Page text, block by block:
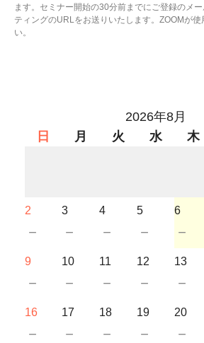
ます。セミナー開始の30分前までにご登録のメ
ティングのURLをお送りいたします。ZOOMが
い。
2026年8月
日
月 火 水 木
2
－
3
－
4
－
5
－
6
－
9
－
10
－
11
－
12
－
13
－
16
－
17
－
18
－
19
－
20
－